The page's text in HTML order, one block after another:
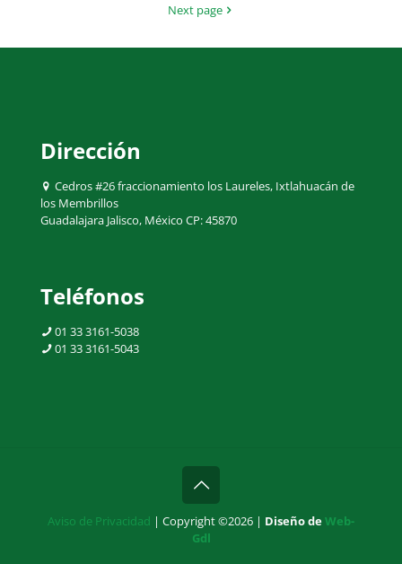
Next page
Dirección
Cedros #26 fraccionamiento los Laureles, Ixtlahuacán de
los Membrillos
Guadalajara Jalisco, México CP: 45870
Teléfonos
01 33 3161-5038
01 33 3161-5043
Aviso de Privacidad | Copyright ©2026 | Diseño deWeb-
Gdl